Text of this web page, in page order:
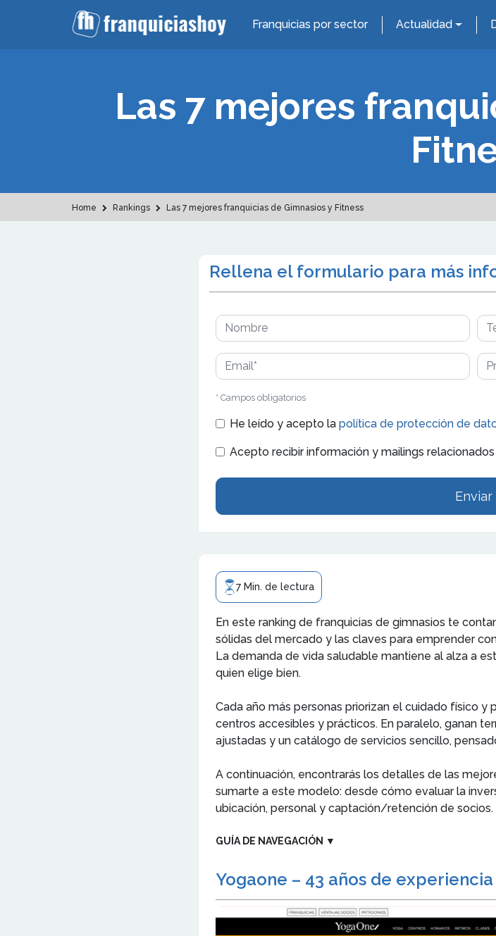
Franquicias por sector Actualidad
Las 7 mejores
Home Rankings Las 7 mejores franquicias de Gimnasios y Fitness
Rellena el formulario para más
* Campos obligatorios
He leído y acepto la política de protección de
Acepto recibir información y mailings
Enviar
7 Min. de lectura
En este ranking de franquicias de gimnasios te
sólidas del mercado y las claves para emprender
La demanda de vida saludable mantiene al alza a
quien elige bien.
Cada año más personas priorizan el cuidado físico y
centros accesibles y prácticos. En paralelo, ganan
ajustadas y un catálogo de servicios sencillo,
A continuación, encontrarás los detalles de las
sumarte a este modelo: desde cómo evaluar la
ubicación, personal y captación/retención de socios.
GUÍA DE NAVEGACIÓN ▼
Yogaone – 43 años de